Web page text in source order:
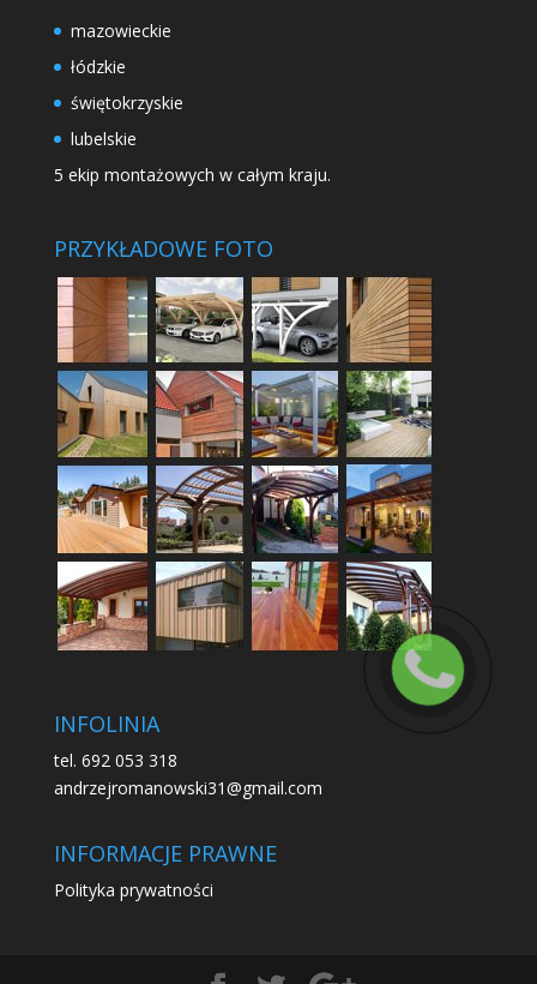
mazowieckie
łódzkie
świętokrzyskie
lubelskie
5 ekip montażowych w całym kraju.
PRZYKŁADOWE FOTO
INFOLINIA
tel. 692 053 318
andrzejromanowski31@gmail.com
INFORMACJE PRAWNE
Polityka prywatności